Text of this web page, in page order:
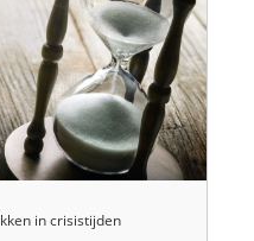
in crisistijden